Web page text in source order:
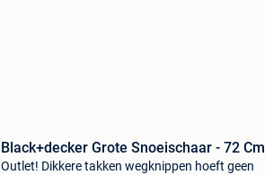
Black+decker Grote Snoeischaar - 72 Cm
Outlet! Dikkere takken wegknippen hoeft geen